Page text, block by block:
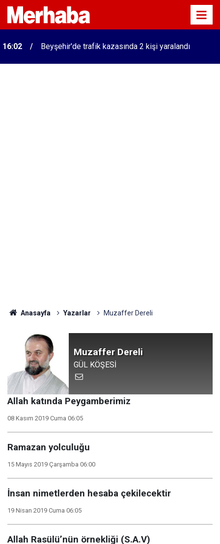
16:02 Beyşehir'de trafik kazasında 2 kişi yaralandı
Anasayfa Yazarlar Muzaffer Dereli
Muzaffer Dereli
GÜL KÖŞESİ
Allah katında Peygamberimiz
08 Kasım 2019 Cuma 06:05
Ramazan yolculuğu
15 Mayıs 2019 Çarşamba 06:00
İnsan nimetlerden hesaba çekilecektir
19 Nisan 2019 Cuma 06:05
Allah Rasülü’nün örnekliği (S.A.V)